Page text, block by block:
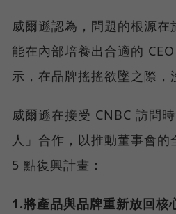
威爾遜認為，問題的根源
能在內部培養出合適的
示，在品牌搖搖欲墜之際，
威爾遜在接受 CNBC 訪問
人」合作，以推動董事會
5 點復興計畫：
1.將產品與品牌重新放回核